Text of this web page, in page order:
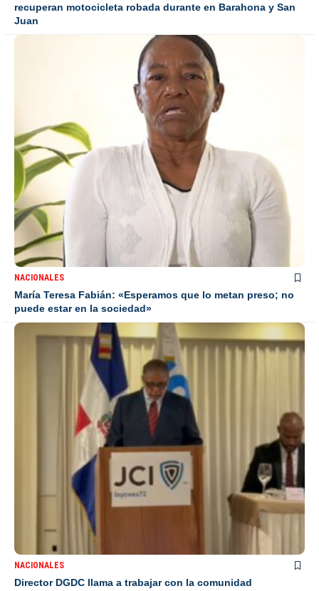
recuperan motocicleta robada durante en Barahona y San
Juan
NACIONALES
María Teresa Fabián: «Esperamos que lo metan preso; no
puede estar en la sociedad»
NACIONALES
Director DGDC llama a trabajar con la comunidad